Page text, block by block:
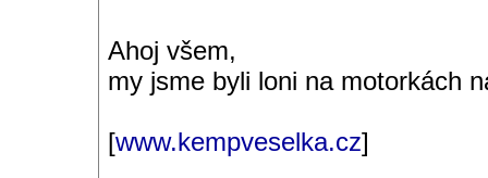
Ahoj všem,
my jsme byli loni na motorkách
[www.kempveselka.cz]